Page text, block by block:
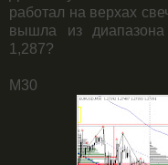
работал на верхах
вышла из
1,287?
М30